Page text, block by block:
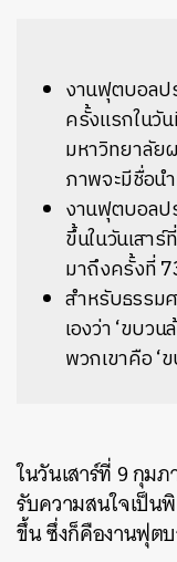
งานฟุตบอลป
ครั้งแรกในวั
มหาวิทยาลัย
ภาพจะมีชื่อน
งานฟุตบอลป
ขึ้นในวันเสา
มาถึงครั้งที่
สำหรับธรรม
เองว่า ‘ขบว
พวกเขาคือ ‘
ในวันเสาร์ที่ 9 กุม
รับความสนใจเป็น
ขึ้น ซึ่งก็คืองานฟุต